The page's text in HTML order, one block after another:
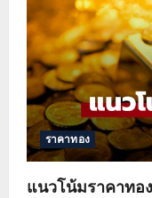
ราคาทอง
แนวโน้มราคาทอ